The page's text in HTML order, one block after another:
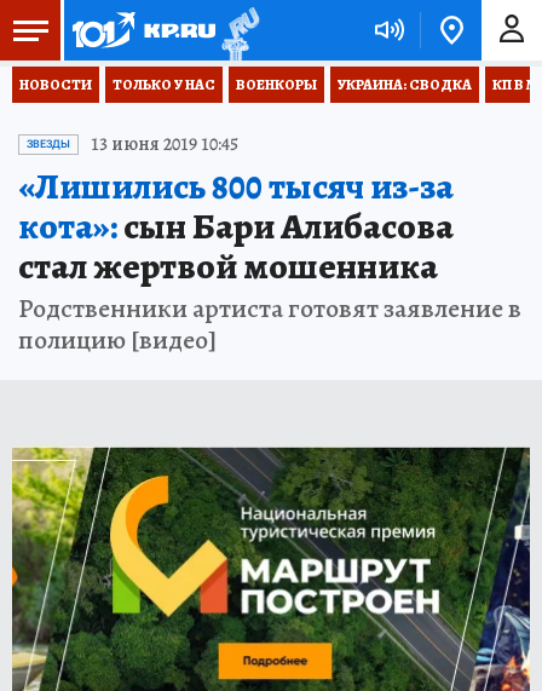
НОВОСТИ ТОЛЬКО У НАС ВОЕНКОРЫ УКРАИНА: СВОДКА КП В
ЗВЕЗДЫ 13 июня 2019 10:45
«Лишились 800 тысяч из-за
кота»:сын Бари Алибасова
стал жертвой мошенника
Родственники артиста готовят заявление в
полицию [видео]